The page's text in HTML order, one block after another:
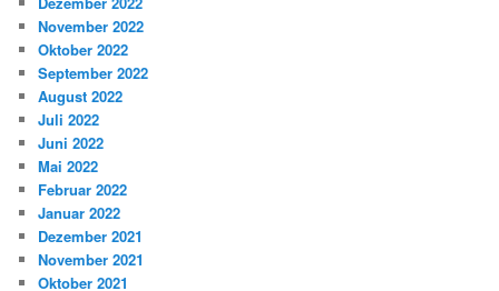
November 2022
Oktober 2022
September 2022
August 2022
Juli 2022
Juni 2022
Mai 2022
Februar 2022
Januar 2022
Dezember 2021
November 2021
Oktober 2021